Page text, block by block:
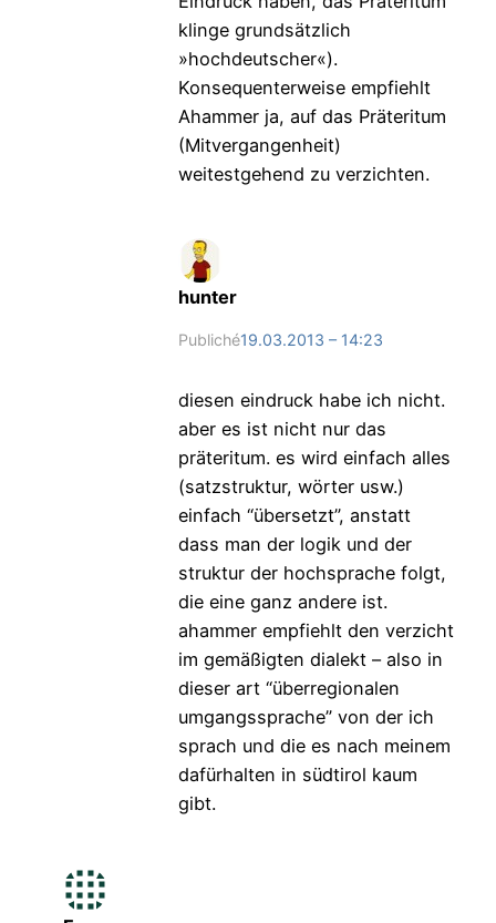
klinge grundsätzlich
»hochdeutscher«).
Konsequenterweise empfiehlt
Ahammer ja, auf das Präteritum
(Mitvergangenheit)
weitestgehend zu verzichten.
hunter
Publiché19.03.2013 – 14:23
diesen eindruck habe ich nicht.
aber es ist nicht nur das
präteritum. es wird einfach alles
(satzstruktur, wörter usw.)
einfach “übersetzt”, anstatt
dass man der logik und der
struktur der hochsprache folgt,
die eine ganz andere ist.
ahammer empfiehlt den verzicht
im gemäßigten dialekt – also in
dieser art “überregionalen
umgangssprache” von der ich
sprach und die es nach meinem
dafürhalten in südtirol kaum
gibt.